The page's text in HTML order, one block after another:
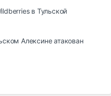
в Тульской
Алексине атакован